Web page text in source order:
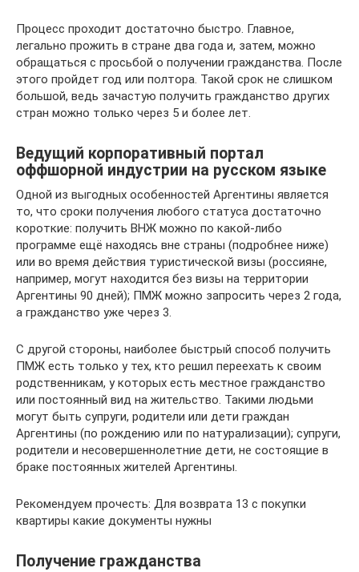
Процесс проходит достаточно быстро. Главное,
легально прожить в стране два года и, затем, можно
обращаться с просьбой о получении гражданства. После
этого пройдет год или полтора. Такой срок не слишком
большой, ведь зачастую получить гражданство других
стран можно только через 5 и более лет.
Ведущий корпоративный портал
оффшорной индустрии на русском языке
Одной из выгодных особенностей Аргентины является
то, что сроки получения любого статуса достаточно
короткие: получить ВНЖ можно по какой-либо
программе ещё находясь вне страны (подробнее ниже)
или во время действия туристической визы (россияне,
например, могут находится без визы на территории
Аргентины 90 дней); ПМЖ можно запросить через 2 года,
а гражданство уже через 3.
С другой стороны, наиболее быстрый способ получить
ПМЖ есть только у тех, кто решил переехать к своим
родственникам, у которых есть местное гражданство
или постоянный вид на жительство. Такими людьми
могут быть супруги, родители или дети граждан
Аргентины (по рождению или по натурализации); супруги,
родители и несовершеннолетние дети, не состоящие в
браке постоянных жителей Аргентины.
Рекомендуем прочесть: Для возврата 13 с покупки
квартиры какие документы нужны
Получение гражданства